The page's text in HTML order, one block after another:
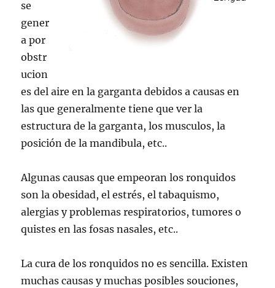
se
gener
a por
obstr
ucion
es del aire en la garganta debidos a causas en
las que generalmente tiene que ver la
estructura de la garganta, los musculos, la
posición de la mandibula, etc..
Algunas causas que empeoran los ronquidos
son la obesidad, el estrés, el tabaquismo,
alergias y problemas respiratorios, tumores o
quistes en las fosas nasales, etc..
La cura de los ronquidos no es sencilla. Existen
muchas causas y muchas posibles souciones,